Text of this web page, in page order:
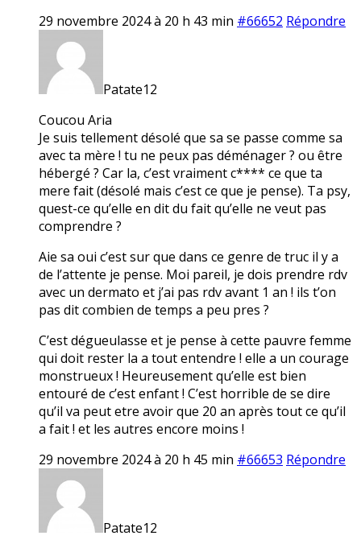
29 novembre 2024 à 20 h 43 min #66652 Répondre
Patate12
Coucou Aria
Je suis tellement désolé que sa se passe comme sa
avec ta mère ! tu ne peux pas déménager ? ou être
hébergé ? Car la, c’est vraiment c**** ce que ta
mere fait (désolé mais c’est ce que je pense). Ta psy,
quest-ce qu’elle en dit du fait qu’elle ne veut pas
comprendre ?
Aie sa oui c’est sur que dans ce genre de truc il y a
de l’attente je pense. Moi pareil, je dois prendre rdv
avec un dermato et j’ai pas rdv avant 1 an ! ils t’on
pas dit combien de temps a peu pres ?
C’est dégueulasse et je pense à cette pauvre femme
qui doit rester la a tout entendre ! elle a un courage
monstrueux ! Heureusement qu’elle est bien
entouré de c’est enfant ! C’est horrible de se dire
qu’il va peut etre avoir que 20 an après tout ce qu’il
a fait ! et les autres encore moins !
29 novembre 2024 à 20 h 45 min #66653 Répondre
Patate12